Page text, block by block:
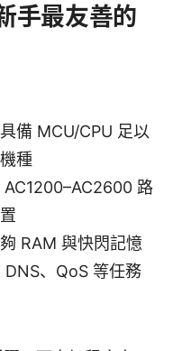
手最友善的
備 MCU/CPU 足以
種
路
RAM 與快閃記憶
、QoS 等任務